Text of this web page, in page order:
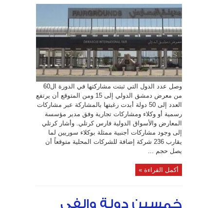
دولة
تثبت
مشاركتها
معرض
دمشق
الدولي
حتى
الآن
وصل عدد الدول التي ثبتت مشاركتها في الدورة ال60
من معرض دمشق الدولي إلى 15 ومن المتوقع أن يرتفع
العدد إلى 50 دولة أبدت رغبتها بالمشاركة عبر مشاركات
رسمية أو وكلاء ومشاركات تجارية وفق مدير مؤسسة
المعارض والأسواق الدولية فارس كرتلي. وأشار كرتلي
إلى وجود مشاركات أجنبية ممثلة بوكلاء سوريين لما
يقارب 236 شركة إضافة للشركات المحلية متوقعاً أن
يصل حجم ...
أكمل القراءة »
خمسين دولة والفي